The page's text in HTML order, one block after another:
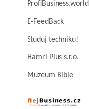
ProfiBusiness.world
E-FeedBack
Studuj techniku!
Hamri Plus s.r.o.
Muzeum Bible